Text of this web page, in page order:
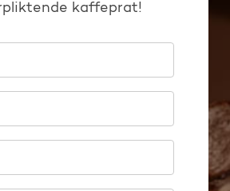
kaffeprat!